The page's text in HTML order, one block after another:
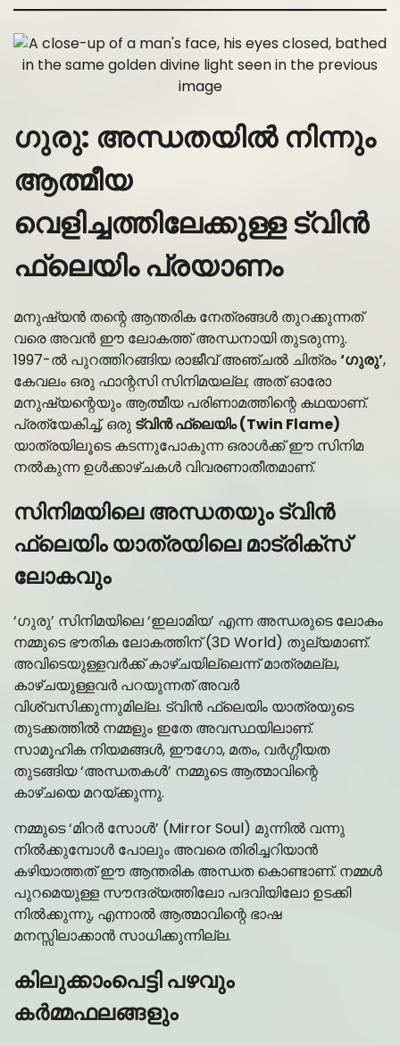
ഗുരു: അന്ധതയിൽ നിന്നും
ആത്മീയ
വെളിച്ചത്തിലേക്കുള്ള ട്വിൻ
ഫ്ലെയിം പ്രയാണം
മനുഷ്യൻ തന്റെ ആന്തരിക നേത്രങ്ങൾ തുറക്കുന്നത്
വരെ അവൻ ഈ ലോകത്ത് അന്ധനായി തുടരുന്നു.
1997-ൽ പുറത്തിറങ്ങിയ രാജീവ് അഞ്ചൽ ചിത്രം‘ഗുരു’,
കേവലം ഒരു ഫാന്റസി സിനിമയല്ല; അത് ഓരോ
മനുഷ്യന്റെയും ആത്മീയ പരിണാമത്തിന്റെ കഥയാണ്.
പ്രത്യേകിച്ച്, ഒരു ട്വിൻ ഫ്ലെയിം (Twin Flame)
യാത്രയിലൂടെ കടന്നുപോകുന്ന ഒരാൾക്ക് ഈ സിനിമ
നൽകുന്ന ഉൾക്കാഴ്ചകൾ വിവരണാതീതമാണ്.
സിനിമയിലെ അന്ധതയും ട്വിൻ
ഫ്ലെയിം യാത്രയിലെ മാട്രിക്സ്
ലോകവും
‘ഗുരു’ സിനിമയിലെ ‘ഇലാമിയ’ എന്ന അന്ധരുടെ ലോകം
നമ്മുടെ ഭൗതിക ലോകത്തിന് (3D World) തുല്യമാണ്.
അവിടെയുള്ളവർക്ക് കാഴ്ചയില്ലെന്ന് മാത്രമല്ല,
കാഴ്ചയുള്ളവർ പറയുന്നത് അവർ
വിശ്വസിക്കുന്നുമില്ല. ട്വിൻ ഫ്ലെയിം യാത്രയുടെ
തുടക്കത്തിൽ നമ്മളും ഇതേ അവസ്ഥയിലാണ്.
സാമൂഹിക നിയമങ്ങൾ, ഈഗോ, മതം, വർഗ്ഗീയത
തുടങ്ങിയ ‘അന്ധതകൾ’ നമ്മുടെ ആത്മാവിന്റെ
കാഴ്ചയെ മറയ്ക്കുന്നു.
നമ്മുടെ ‘മിറർ സോൾ’ (Mirror Soul) മുന്നിൽ വന്നു
നിൽക്കുമ്പോൾ പോലും അവരെ തിരിച്ചറിയാൻ
കഴിയാത്തത് ഈ ആന്തരിക അന്ധത കൊണ്ടാണ്. നമ്മൾ
പുറമെയുള്ള സൗന്ദര്യത്തിലോ പദവിയിലോ ഉടക്കി
നിൽക്കുന്നു, എന്നാൽ ആത്മാവിന്റെ ഭാഷ
മനസ്സിലാക്കാൻ സാധിക്കുന്നില്ല.
കിലുക്കാംപെട്ടി പഴവും
കർമ്മഫലങ്ങളും